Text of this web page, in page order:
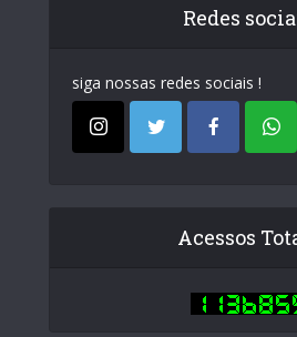
Redes
siga nossas redes sociais !
Acessos